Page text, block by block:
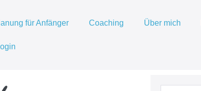
für Anfänger Coaching Über mich